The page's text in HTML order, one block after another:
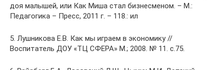
доя малышей, или Как Миша стал бизнесменом. – М.:
Педагогика – Пресс, 2011 г. – 118.: ил
5. Лушникова Е.В. Как мы играем в экономику //
Воспитатель ДОУ «ТЦ СФЕРА» М.; 2008. № 11. с.75.